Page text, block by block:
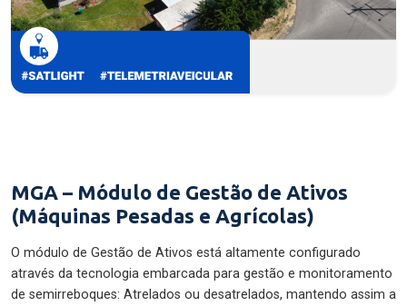
MGA – Módulo de Gestão de Ativos
(Máquinas Pesadas e Agrícolas)
O módulo de Gestão de Ativos está altamente configurado
através da tecnologia embarcada para gestão e monitoramento
de semirreboques: Atrelados ou desatrelados, mantendo assim a